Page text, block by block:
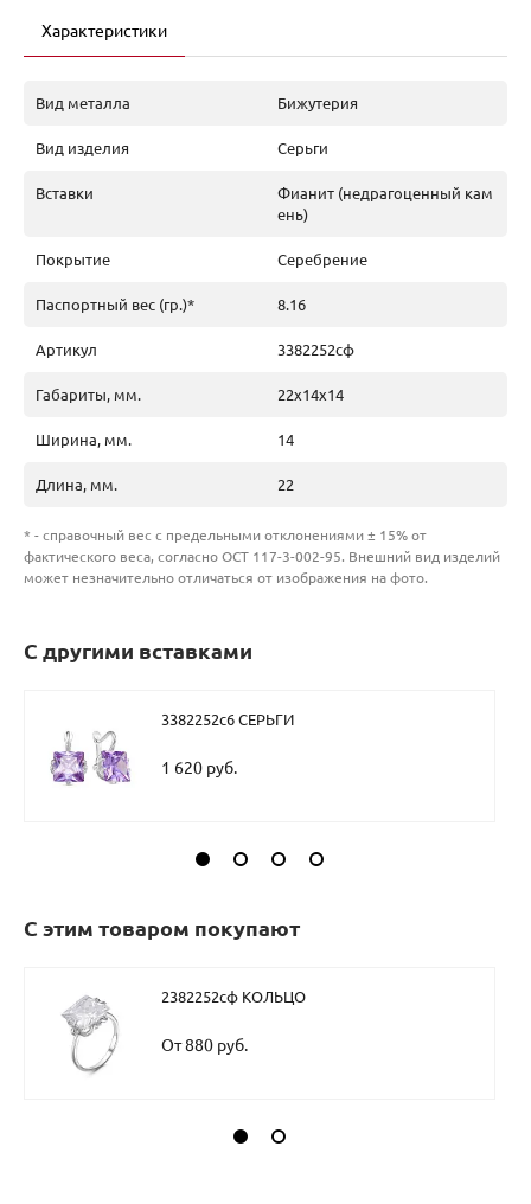
Характеристики
Вид металла Бижутерия
Вид изделия Серьги
Вставки
Фианит (недрагоценный кам
ень)
Покрытие Серебрение
Паспортный вес (гр.)* 8.16
Артикул 3382252сф
Габариты, мм. 22х14х14
Ширина, мм. 14
Длина, мм. 22
* - справочный вес с предельными отклонениями ± 15% от
фактического веса, согласно ОСТ 117-3-002-95. Внешний вид изделий
может незначительно отличаться от изображения на фото.
С другими вставками
3382252с6 СЕРЬГИ
1 620 руб.
С этим товаром покупают
2382252сф КОЛЬЦО
От 880 руб.